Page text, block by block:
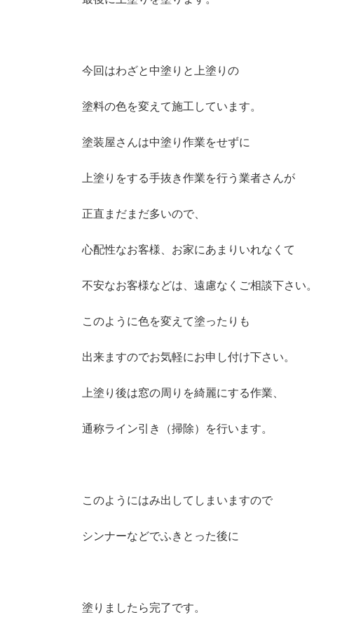
今回はわざと中塗りと上塗りの
塗料の色を変えて施工しています。
塗装屋さんは中塗り作業をせずに
上塗りをする手抜き作業を行う業者さんが
正直まだまだ多いので、
心配性なお客様、お家にあまりいれなくて
不安なお客様などは、遠慮なくご相談下さい。
このように色を変えて塗ったりも
出来ますのでお気軽にお申し付け下さい。
上塗り後は窓の周りを綺麗にする作業、
通称ライン引き（掃除）を行います。
このようにはみ出してしまいますので
シンナーなどでふきとった後に
塗りましたら完了です。